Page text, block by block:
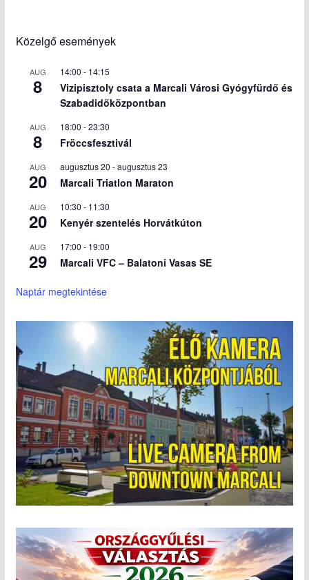
Közelgő események
AUG
8
14:00 - 14:15
Vizipisztoly csata a Marcali Városi Gyógyfürdő és
Szabadidőközpontban
AUG
8
18:00 -23:30
Fröccsfesztivál
AUG
20
augusztus 20 -augusztus 23
Marcali Triatlon Maraton
AUG
20
10:30 - 11:30
Kenyér szentelés Horvátkúton
AUG
29
17:00 - 19:00
Marcali VFC – Balatoni Vasas SE
Naptár megtekintése